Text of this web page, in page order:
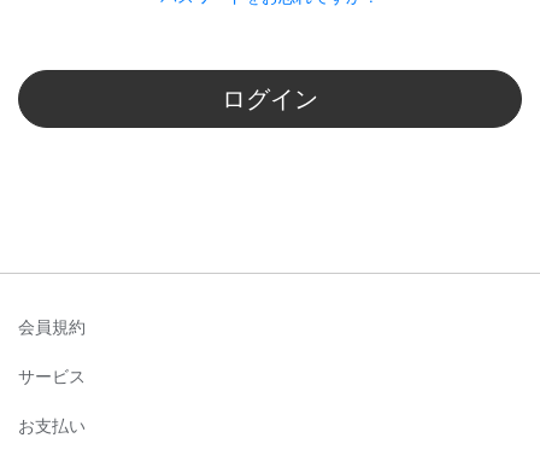
ログイン
会員規約
サービス
お支払い